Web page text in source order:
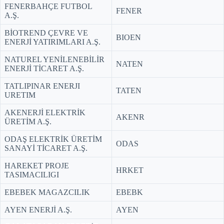
FENERBAHÇE FUTBOL
A.Ş.
FENER
BİOTREND ÇEVRE VE
ENERJİ YATIRIMLARI A.Ş.
BIOEN
NATUREL YENİLENEBİLİR
ENERJİ TİCARET A.Ş.
NATEN
TATLIPINAR ENERJI
URETIM
TATEN
AKENERJİ ELEKTRİK
ÜRETİM A.Ş.
AKENR
ODAŞ ELEKTRİK ÜRETİM
SANAYİ TİCARET A.Ş.
ODAS
HAREKET PROJE
TASIMACILIGI
HRKET
EBEBEK MAGAZCILIK EBEBK
AYEN ENERJİ A.Ş. AYEN